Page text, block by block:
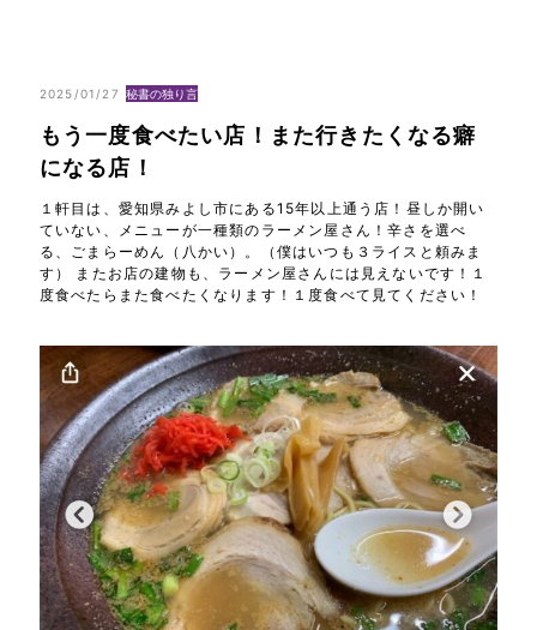
2025/01/27 秘書の独り言
もう一度食べたい店！また行きたくなる癖
になる店！
１軒目は、愛知県みよし市にある15年以上通う店！昼しか開い
ていない、メニューが一種類のラーメン屋さん！辛さを選べ
る、ごまらーめん（八かい）。（僕はいつも３ライスと頼みま
す） またお店の建物も、ラーメン屋さんには見えないです！１
度食べたらまた食べたくなります！１度食べて見てください！